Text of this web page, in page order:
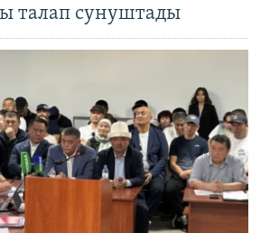
талап сунуштады